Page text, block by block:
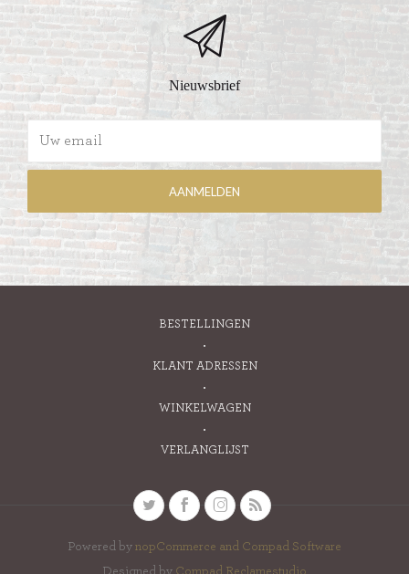
Nieuwsbrief
BESTELLINGEN
KLANT ADRESSEN
WINKELWAGEN
VERLANGLIJST
Powered by nopCommerce and Compad Software
Designed by Compad Reclamestudio